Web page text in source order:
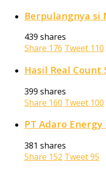
Berpulangnya si
439 shares
Share 176 Tweet 110
Hasil Real
399 shares
Share 160 Tweet 100
PT Adaro
381 shares
Share 152 Tweet95